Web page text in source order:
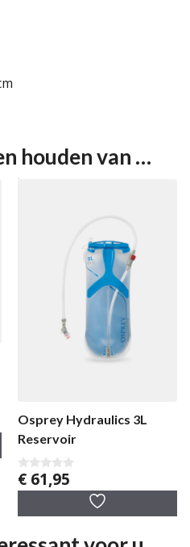
houden van …
Osprey Hydraulics 3L
Reservoir
0
v
5
€ 61,95